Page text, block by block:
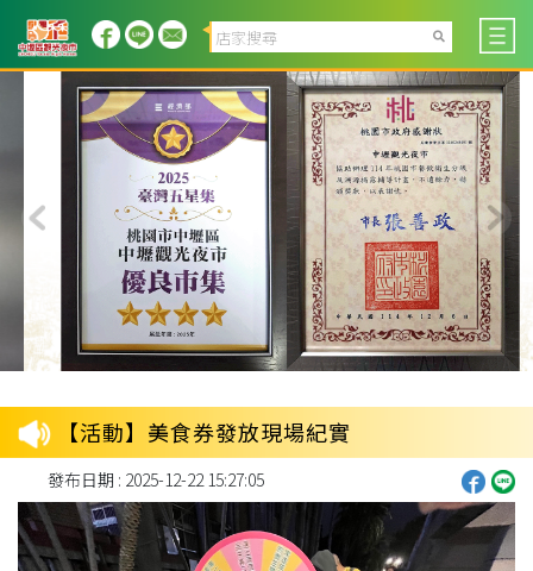
【活動】美食券發放現場紀實
發布日期 : 2025-12-22 15:27:05